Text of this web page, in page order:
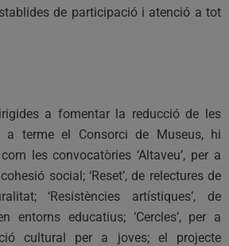
de participació i atenció a tot
a fomentar la reducció de les
a terme el Consorci de Museus, hi
les convocatòries ‘Altaveu’, per a
social; ‘Reset’, de relectures de
‘Resistències artístiques’, de
entorns educatius; ‘Cercles’, per a
cultural per a joves; el projecte